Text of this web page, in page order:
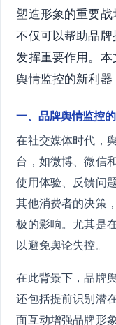
塑造形象的重要战
不仅可以帮助品
发挥重要作用。
舆情监控的新利器
一、品牌舆情监控
在社交媒体时代，
台，如微博、微信
使用体验、反馈问
其他消费者的决策
极的影响。尤其是
以避免舆论失控。
在此背景下，品牌
还包括提前识别潜
面互动增强品牌形